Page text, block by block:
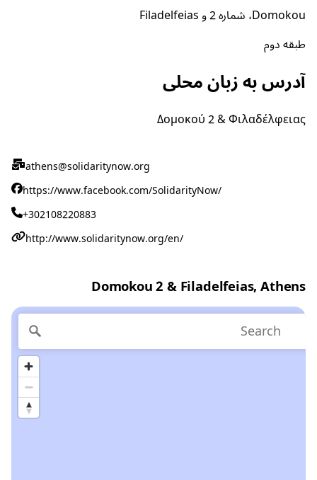
Domokou، شماره 2 و Filadelfeias
طبقه دوم
آدرس به زبان محلی
Δομοκού 2 & Φιλαδέλφειας
athens@solidaritynow.org
https://www.facebook.com/SolidarityNow/
+302108220883
http://www.solidaritynow.org/en/
Domokou 2 & Filadelfeias, Athens